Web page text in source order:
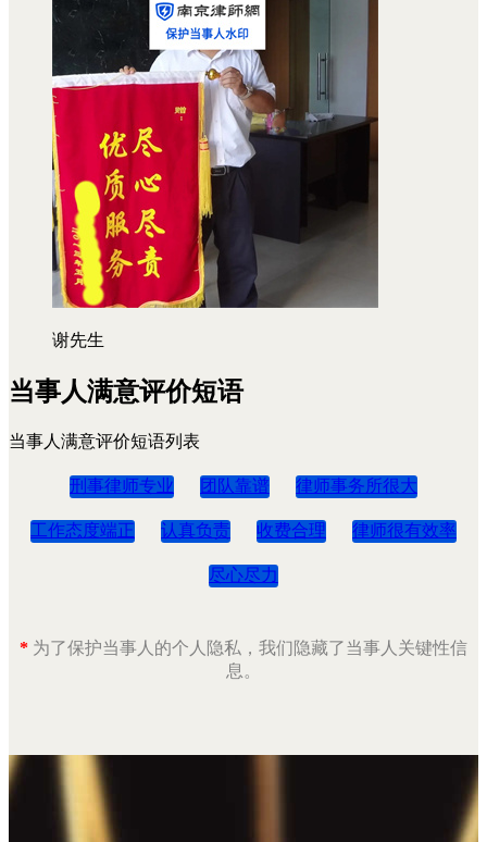
谢先生
当事人满意评价短语
当事人满意评价短语列表
刑事律师专业 团队靠谱 律师事务所很大
工作态度端正 认真负责 收费合理 律师很有效率
尽心尽力
* 为了保护当事人的个人隐私，我们隐藏了当事人关键性信
息。